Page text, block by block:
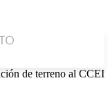
de terreno al CCEI